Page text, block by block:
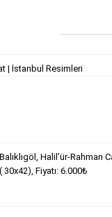
| İstanbul Resimleri
Balıklıgöl, Halil'ür-Rahman
( 30x42), Fiyatı: 6.000₺